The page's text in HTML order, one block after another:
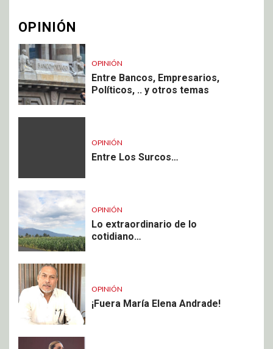
OPINIÓN
OPINIÓN
Entre Bancos, Empresarios,
Políticos, .. y otros temas
OPINIÓN
Entre Los Surcos…
OPINIÓN
Lo extraordinario de lo
cotidiano…
OPINIÓN
¡Fuera María Elena Andrade!